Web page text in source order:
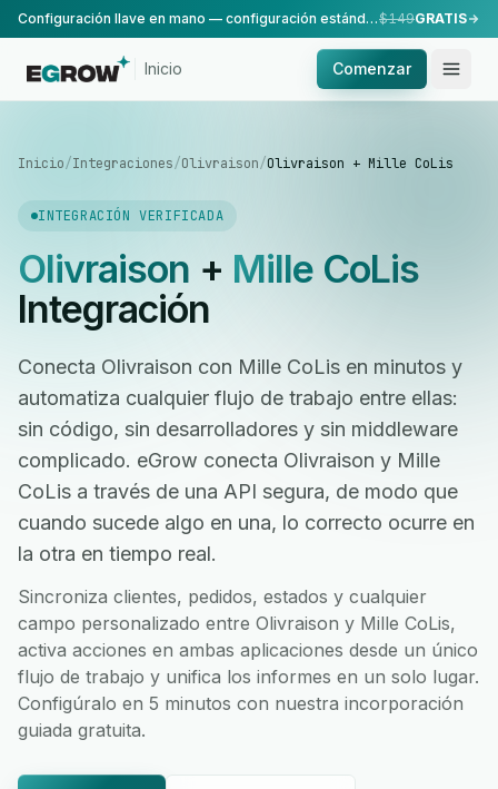
Configuración llave en mano — configuración estándar, realizada por nuestro equipo.$149GRATIS
Inicio Comenzar
Inicio/Integraciones/Olivraison/Olivraison + Mille CoLis
INTEGRACIÓN VERIFICADA
Olivraison + Mille CoLis
Integración
Conecta Olivraison con Mille CoLis en minutos y
automatiza cualquier flujo de trabajo entre ellas:
sin código, sin desarrolladores y sin middleware
complicado. eGrow conecta Olivraison y Mille
CoLis a través de una API segura, de modo que
cuando sucede algo en una, lo correcto ocurre en
la otra en tiempo real.
Sincroniza clientes, pedidos, estados y cualquier
campo personalizado entre Olivraison y Mille CoLis,
activa acciones en ambas aplicaciones desde un único
flujo de trabajo y unifica los informes en un solo lugar.
Configúralo en 5 minutos con nuestra incorporación
guiada gratuita.